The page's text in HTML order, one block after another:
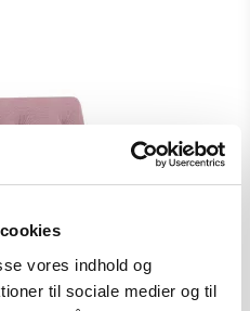
vores indhold og
til sociale medier og til